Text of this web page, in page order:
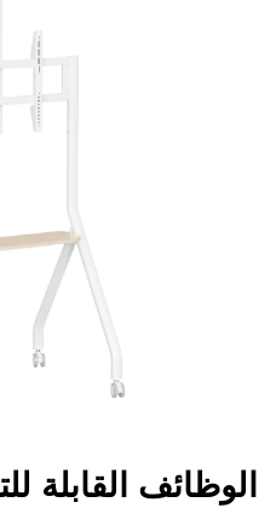
الوظائف القابلة